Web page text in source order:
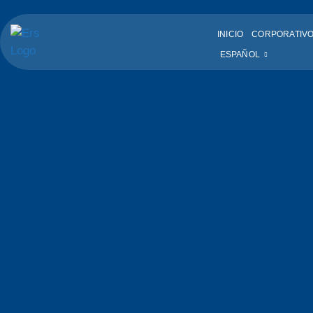
INICIO CORPORATIVO
ESPAÑOL